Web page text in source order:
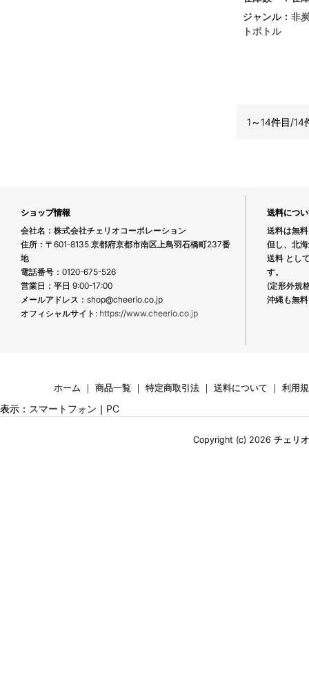
ジャンル：非
トボトル
1～14件目/14
ショップ情報
会社名：株式会社チェリオコーポレーション
住所：〒601-8135 京都府京都市南区上鳥羽石橋町237番
地
電話番号：0120-675-526
営業日：平日 9:00-17:00
メールアドレス：shop@cheerio.co.jp
オフィシャルサイト: https://www.cheerio.co.jp
送料につ
送料は無
但し、北
送料 とし
す。
(定形外規
沖縄も無
ホーム ｜ 商品一覧 ｜ 特定商取引法 ｜ 送料について ｜ 利用
表示： スマートフォン ｜ PC
Copyright (c) 2026 チェリ